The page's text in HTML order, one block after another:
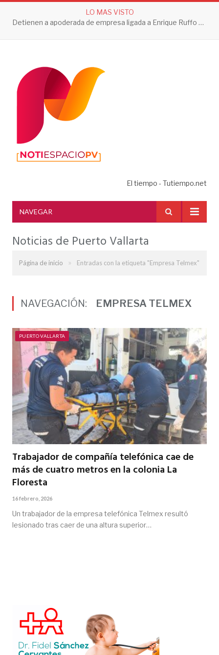
LO MAS VISTO
Detienen a apoderada de empresa ligada a Enrique Ruffo por investigación de Huachicol Fiscal
El tiempo - Tutiempo.net
NAVEGAR
Noticias de Puerto Vallarta
Página de inicio » Entradas con la etiqueta "Empresa Telmex"
NAVEGACIÓN: EMPRESA TELMEX
PUERTO VALLARTA
Trabajador de compañía telefónica cae de
más de cuatro metros en la colonia La
Floresta
16 febrero, 2026
Un trabajador de la empresa telefónica Telmex resultó
lesionado tras caer de una altura superior…